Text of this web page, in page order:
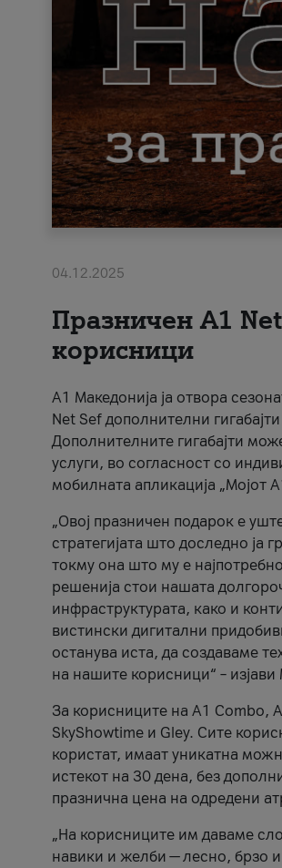
04.12.2025
Празничен A1
корисници
А1 Македонија ја отвора
Net Sef дополнителни
Дополнителните гигабајти
услуги, во согласност со
мобилната апликација „Мојот
„Овој празничен подарок е
стратегијата што доследно ја
токму она што му е
решенија стои нашата
инфраструктурата, како и
вистински дигитални
останува иста, да создаваме
на нашите корисници“ –
За корисниците на A1 Combo,
SkyShowtime и Gley. Сите
користат, имаат уникатна
истекот на 30 дена, без
празнична цена на одредени
„На корисниците им даваме
навики и желби — лесно, брзо